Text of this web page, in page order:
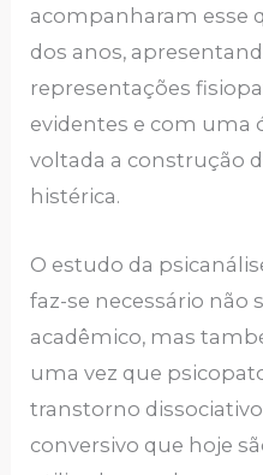
acompanharam esse
dos anos,
representações
evidentes e com uma
voltada a construção
histérica.
O estudo da
faz-se necessário não
acadêmico, mas
uma vez que
transtorno
conversivo que hoje